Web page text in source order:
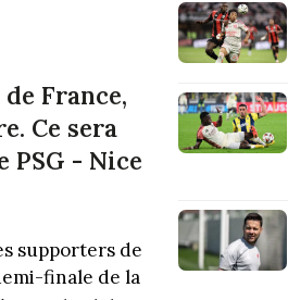
France,
Ce sera
PSG - Nice
supporters de
finale de la